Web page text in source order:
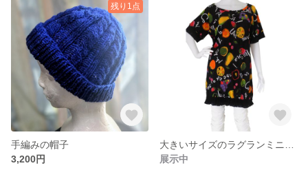
残り1点
手編みの帽子
3,200円
展示中